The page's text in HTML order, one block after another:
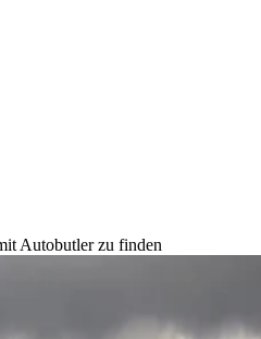
Autobutler zu finden